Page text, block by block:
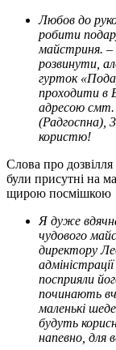
Любов до
робити
майстриня. –
розвинути,
гурток
проходити в
адресою смт.
(Радгоспна),
користю!
Слова про дозвілля
були присутні на
щирою посмішкою
Я дуже
чудового
директору
посприяли
починають
маленькі
будуть
напевно, для